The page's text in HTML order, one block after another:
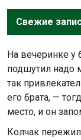
Свежие
На вечеринке у
подшутил надо
так
его брата, —
место, и он
Колчак